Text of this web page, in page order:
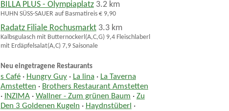
BILLA PLUS - Olympiaplatz 3.2 km
HUHN SÜSS-SAUER auf Basmatireis € 9,90
Radatz Filiale Rochusmarkt 3.3 km
Kalbsgulasch mit Butternockerl(A,C,G) 9,4 Fleischlaberl
mit Erdäpfelsalat(A,C) 7,9 Saisonale
Neu eingetragene Restaurants
s Café· Hungry Guy· La lina · La Taverna
Amstetten · Brothers Restaurant Amstetten
·
INZIMA· Wallner - Zum grünen Baum · Zu
Den 3 Goldenen Kugeln · Haydnstüberl ·